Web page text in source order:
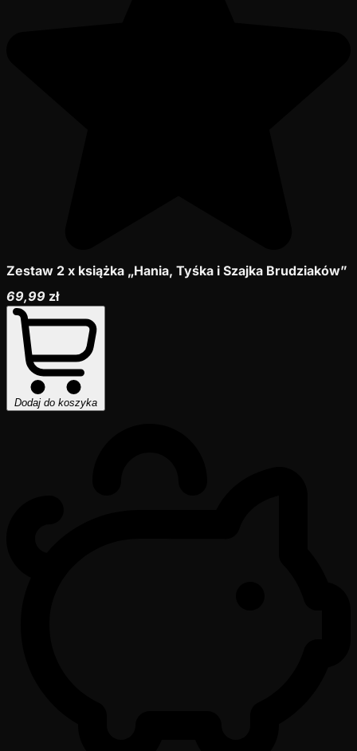
Zestaw 2 x książka „Hania, Tyśka i Szajka Brudziaków”
69,99 zł
Dodaj do koszyka